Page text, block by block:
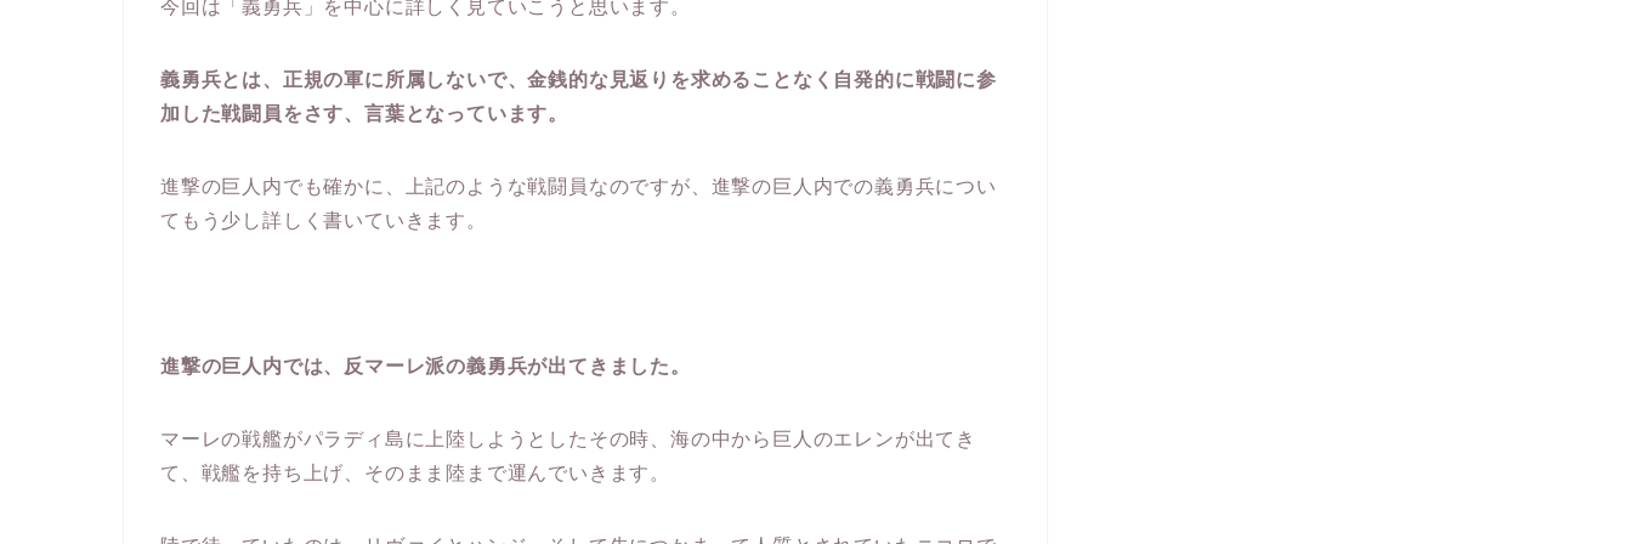
今回は「義勇兵」を中心に詳しく見ていこうと思います。
義勇兵とは、正規の軍に所属しないで、金銭的な見返りを求めることなく自発的に戦闘に参
加した戦闘員をさす、言葉となっています。
進撃の巨人内でも確かに、上記のような戦闘員なのですが、進撃の巨人内での義勇兵につい
てもう少し詳しく書いていきます。
進撃の巨人内では、反マーレ派の義勇兵が出てきました。
マーレの戦艦がパラディ島に上陸しようとしたその時、海の中から巨人のエレンが出てき
て、戦艦を持ち上げ、そのまま陸まで運んでいきます。